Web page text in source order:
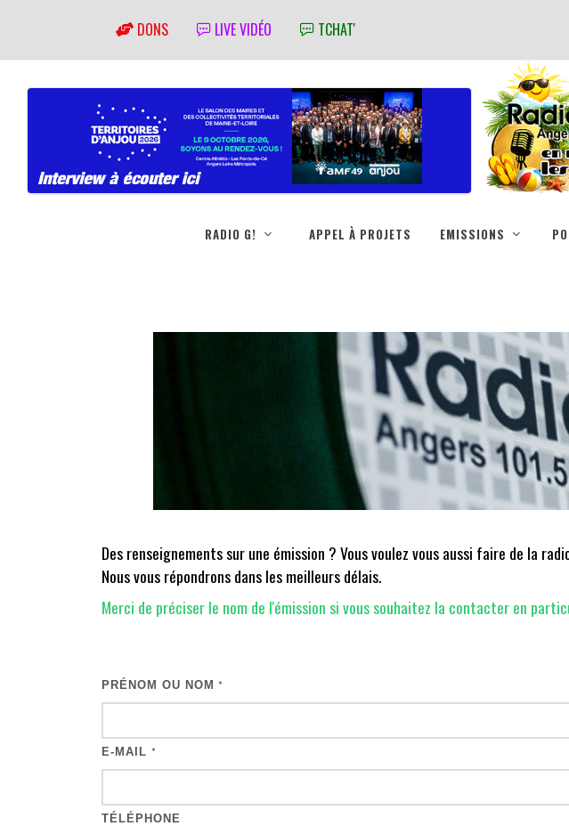
DONS LIVE VIDÉO TCHAT'
RADIO G! APPEL À PROJETS EMISSIONS
Des renseignements sur une émission ? Vous voulez vous aussi faire de la
Nous vous répondrons dans les meilleurs délais.
Merci de préciser le nom de l'émission si vous souhaitez la contacter en
PRÉNOM OU NOM *
E-MAIL *
TÉLÉPHONE